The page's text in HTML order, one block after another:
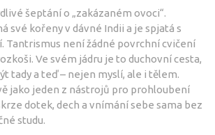
šeptání o „zakázaném ovoci“.
své kořeny v dávné Indii a je spjatá s
není žádné povrchní cvičení
Ve svém jádru je to duchovní cesta,
tady a teď – nejen myslí, ale i tělem.
jako jeden z nástrojů pro prohloubení
dotek, dech a vnímání sebe sama bez
studu.